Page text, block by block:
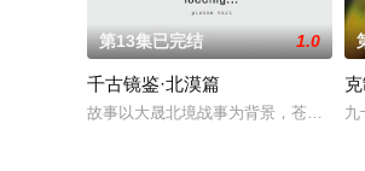
第13集已完结 1.0
千古镜鉴·北漠篇
故事以大晟北境战事为背景，苍狼王八九